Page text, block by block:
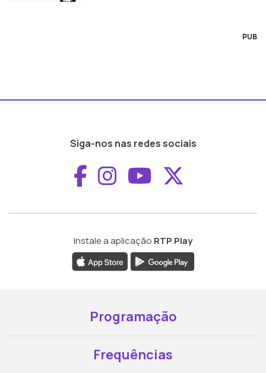
PUB
Siga-nos nas redes sociais
Aceder ao
Aceder ao
Aceder ao
Instale a aplicação RTP Play
Programação
Frequências